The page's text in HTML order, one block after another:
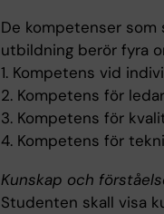
De kompetenser
utbildning berör fyra
1. Kompetens vid
2. Kompetens för
3. Kompetens för
4. Kompetens för
Kunskap och
Studenten skall visa